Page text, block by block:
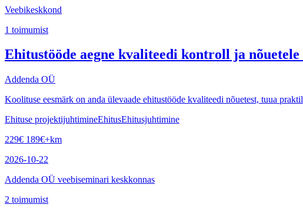
Veebikeskkond
1 toimumist
Ehitustööde aegne kvaliteedi kontroll ja nõuetele
Addenda OÜ
Koolituse eesmärk on anda ülevaade ehitustööde kvaliteedi nõuetest, tuua
Ehituse projektijuhtimineEhitusEhitusjuhtimine
229€ 189€+km
2026-10-22
Addenda OÜ veebiseminari keskkonnas
2 toimumist